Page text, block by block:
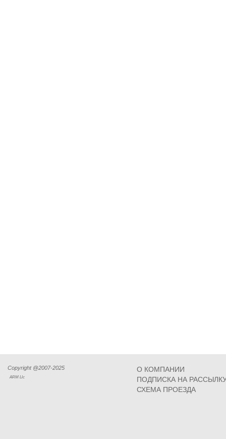
Copyright @2007-2025
ARM Llc
О КОМПАНИИ
ПОДПИСКА НА
СХЕМА ПРОЕЗДА